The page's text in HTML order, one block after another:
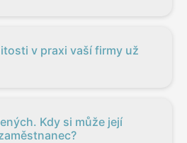
v praxi vaší firmy už
Kdy si může její